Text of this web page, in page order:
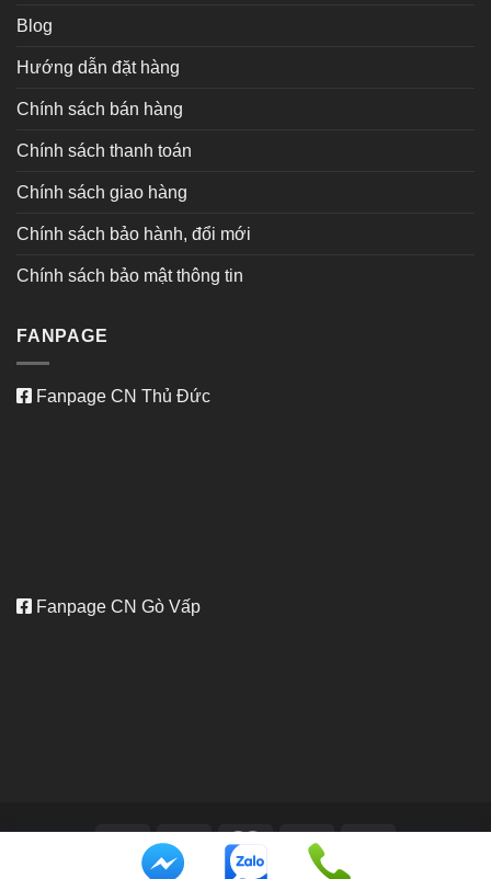
Blog
Hướng dẫn đặt hàng
Chính sách bán hàng
Chính sách thanh toán
Chính sách giao hàng
Chính sách bảo hành, đổi mới
Chính sách bảo mật thông tin
FANPAGE
Fanpage CN Thủ Đức
Fanpage CN Gò Vấp